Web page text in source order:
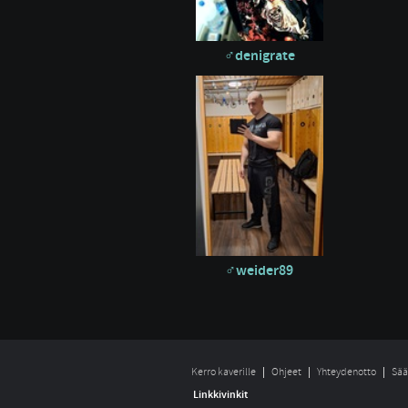
denigrate
weider89
Kerro kaverille Ohjeet Yhteydenotto
Linkkivinkit